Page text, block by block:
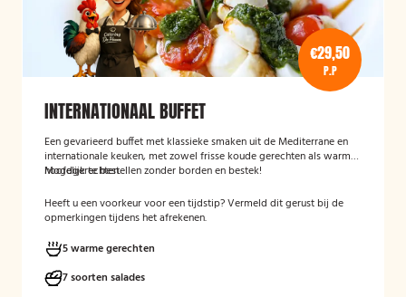
€29,50
P.P
INTERNATIONAAL BUFFET
Een gevarieerd buffet met klassieke smaken uit de Mediterrane en
internationale keuken, met zowel frisse koude gerechten als warme
hoofdgerechten.
Mogelijk te bestellen zonder borden en bestek!
Heeft u een voorkeur voor een tijdstip? Vermeld dit gerust bij de
opmerkingen tijdens het afrekenen.
5 warme gerechten
7 soorten salades